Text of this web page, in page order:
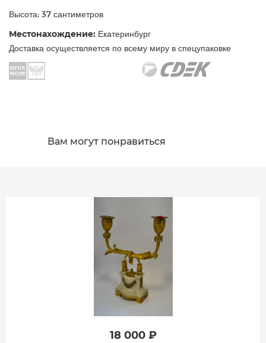
Высота: 37 сантиметров
Местонахождение: Екатеринбург
Доставка осуществляется по всему миру в спецупаковке
Вам могут понравиться
18 000 ₽